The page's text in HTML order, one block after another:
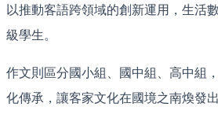
以推動客語跨領域的創新運用，生活
級學生。
作文則區分國小組、國中組、高中組
化傳承，讓客家文化在國境之南煥發